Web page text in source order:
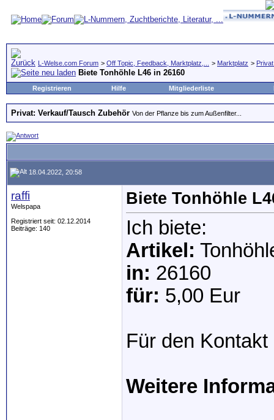
L-Welse.com Forum > Off Topic, Feedback, Marktplatz,... > Marktplatz >
Biete Tonhöhle L46 in 26160
Registrieren Hilfe Mitgliederliste
Privat: Verkauf/Tausch Zubehör Von der Pflanze bis zum Außenfilter...
18.04.2022, 20:58
raffi
Welspapa
Registriert seit: 02.12.2014
Beiträge: 140
Biete Tonhöhle
Ich biete:
Artikel:
in: 26160
für: 5,00 Eur
Für den
Weitere